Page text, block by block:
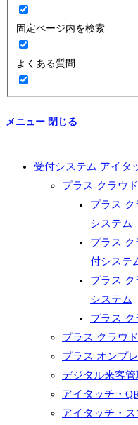
固定ページ内を検索
よくある質問
メニュー 閉じる
受付システム アイタ
プラス クラウ
プラス ク
システム
プラス
付システ
プラス
システム
プラス ク
プラス クラウ
プラス オンプ
デジタル来客管
アイタッチ・
アイタッチ・